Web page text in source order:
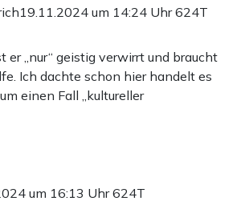
19.11.2024 um 14:24 Uhr624T
er „nur“ geistig verwirrt und braucht
Ich dachte schon hier handelt es
einen Fall „kultureller
um 16:13 Uhr624T